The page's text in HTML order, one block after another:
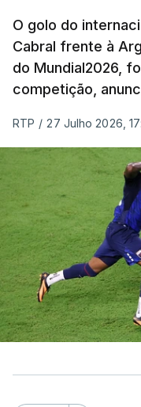
O golo do
Cabral frente à
do Mundial2026,
competição,
RTP / 27 Julho 2026,